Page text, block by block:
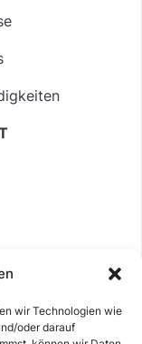
wir Technologien wie
oder darauf